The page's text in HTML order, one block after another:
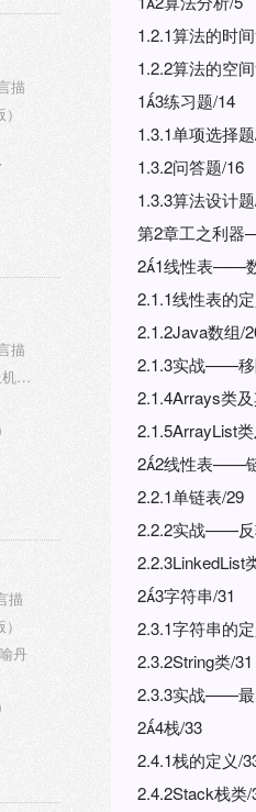
1.2.1算法的时
1.2.2算法的空
13练习题/14
1.3.1单项选择
1.3.2问答题/16
1.3.3算法设计
第2章工之利
21线性表——
2.1.1线性表的
2.1.2Java数组/
2.1.3实战——移
2.1.4Arrays类
2.1.5ArrayList
22线性表——
2.2.1单链表/29
2.2.2实战——反
2.2.3LinkedList
23字符串/31
2.3.1字符串的
2.3.2String类/31
2.3.3实战——最
24栈/33
2.4.1栈的定义/
2.4.2Stack栈类/
描
描
实
描
丹